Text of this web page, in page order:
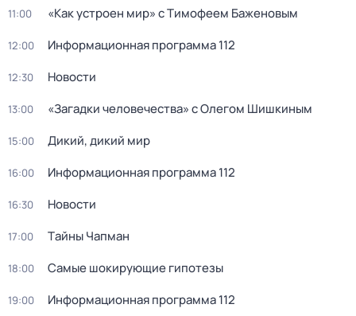
11:00 «Как устроен мир» с Тимофеем Баженовым
12:00 Информационная программа 112
12:30 Новости
13:00 «Загадки человечества» с Олегом Шишкиным
15:00 Дикий, дикий мир
16:00 Информационная программа 112
16:30 Новости
17:00 Тaйны Чапман
18:00 Самые шoкиpующие гипотезы
19:00 Информационная программа 112